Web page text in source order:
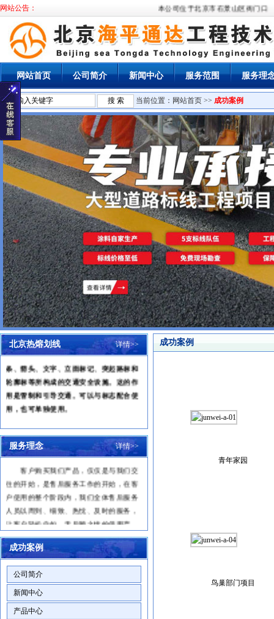
网站公告： 本公司位于北京市石景山区衙门口
网站首页 公司简介 新闻中心 服务范围 服务理
当前位置： 网站首页 >> 成功案例
详情>>
北京热熔划线
道路交通标线是由标划于路面上的各种线
条、箭头、文字、立面标记、突起路标和
轮廓标等所构成的交通安全设施。这的作
用是管制和引导交通。可以与标志配合使
用，也可单独使用。
详情>>
服务理念
一、服务宗旨
客户购买我们产品，仅仅是与我们交
往的开始，是售后服务工作的开始，在客
户使用的整个阶段内，我们全体售后服务
人员以周到、细致、热忱、及时的服务，
让客户轻松自如，无后顾之忧的使用产
品，能真正体验到我们的产品为客户带来
的方便和创造的价值。
二、服务承诺及原则
1、及时响应客户的招唤，主动上门
服务，快速处理产品问题。
2、保修期内，免费维修，属于新产
品本身质量问题引发的零配件的更换，我
成功案例
公司简介
新闻中心
产品中心
成功案例
青年家园
鸟巢部门项目